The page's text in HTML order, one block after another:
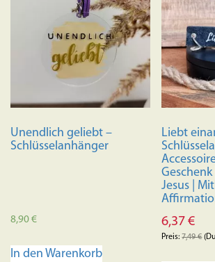
Unendlich geliebt –
Schlüsselanhänger
8,90€
In den Warenkorb
Liebt
Geschenk
Jesus |
6,37€
Preis:7,49€